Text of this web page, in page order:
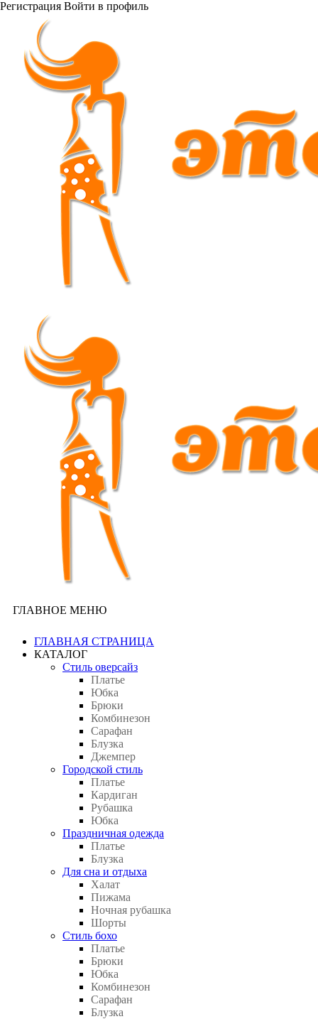
Регистрация Войти в профиль
ГЛАВНОЕ МЕНЮ
ГЛАВНАЯ СТРАНИЦА
КАТАЛОГ
Стиль оверсайз
Платье
Юбка
Брюки
Комбинезон
Сарафан
Блузка
Джемпер
Городской стиль
Платье
Кардиган
Рубашка
Юбка
Праздничная одежда
Платье
Блузка
Для сна и отдыха
Халат
Пижама
Ночная рубашка
Шорты
Стиль бохо
Платье
Брюки
Юбка
Комбинезон
Сарафан
Блузка